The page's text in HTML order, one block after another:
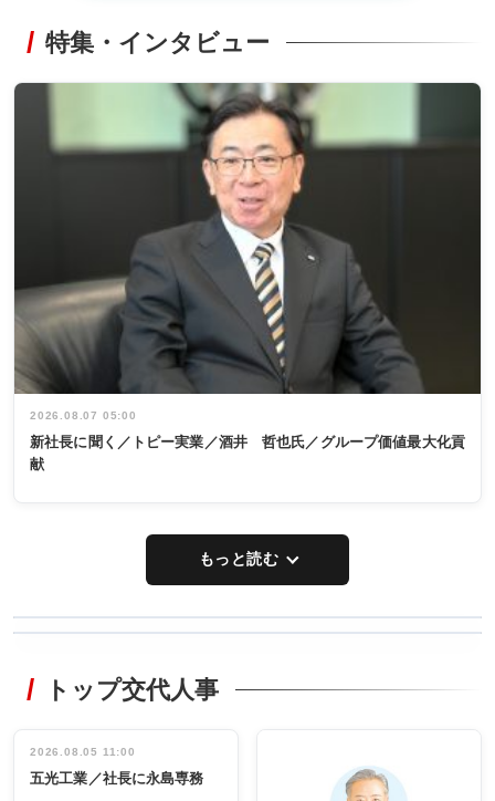
特集・インタビュー
2026.08.07 05:00
新社長に聞く／トピー実業／酒井 哲也氏／グループ価値最大化貢
献
もっと読む
非鉄業界で
インタビュ
ー／社内ア
タックトレー
祝う 業界関
係者ら220人
出席
トップ交代人事
2026.08.05 11:00
五光工業／社長に永島専務